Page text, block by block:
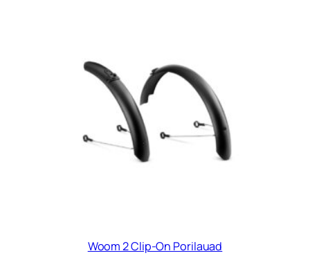
Woom 2 Clip-On Porilauad